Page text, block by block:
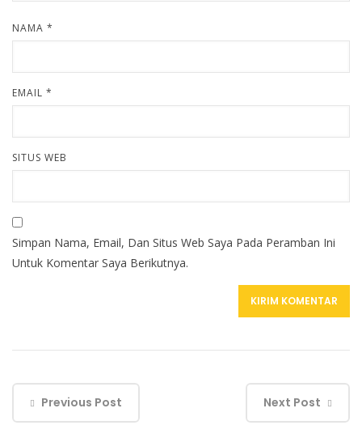
NAMA *
EMAIL *
SITUS WEB
Simpan Nama, Email, Dan Situs Web Saya Pada Peramban Ini
Untuk Komentar Saya Berikutnya.
Previous Post Next Post